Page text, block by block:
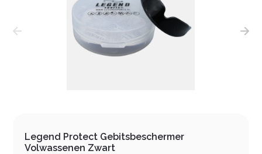
Legend Protect Gebitsbeschermer
Volwassenen Zwart